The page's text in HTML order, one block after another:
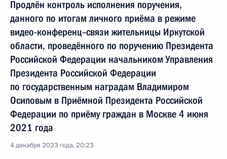
Продлён контроль исполнения поручения,
данного по итогам личного приёма в режиме
видео-конференц–связи жительницы Иркутской
области, проведённого по поручению Президента
Российской Федерации начальником Управления
Президента Российской Федерации
по государственным наградам Владимиром
Осиповым в Приёмной Президента Российской
Федерации по приёму граждан в Москве 4 июня
2021 года
4 декабря 2023 года, 20:23